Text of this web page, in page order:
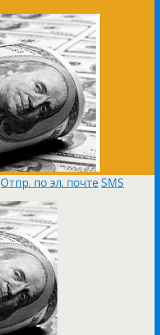
Отпр. по эл. почте SMS